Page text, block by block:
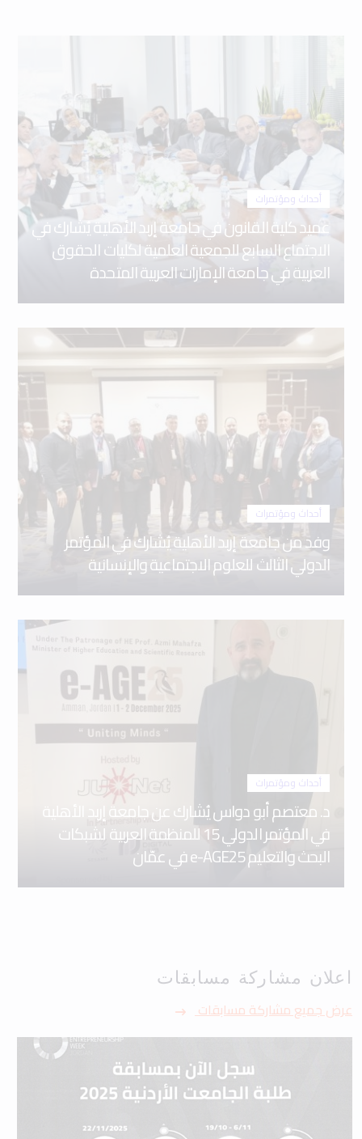
أحداث ومؤتمرات
عميد كلية القانون في جامعة إربد الأهلية يُشارك في
الاجتماع السابع للجمعية العلمية لكليات الحقوق
العربية في جامعة الإمارات العربية المتحدة
أحداث ومؤتمرات
وفد من جامعة إربد الأهلية يُشارك في المؤتمر
الدولي الثالث للعلوم الاجتماعية والإنسانية
أحداث ومؤتمرات
د. معتصم أبو دواس يُشارك عن جامعة إربد الأهلية
في المؤتمر الدولي 15 للمنظمة العربية لشبكات
البحث والتعليم e-AGE25 في عمّان
اعلان مشاركة مسابقات
عرض جميع مشاركة مسابقات